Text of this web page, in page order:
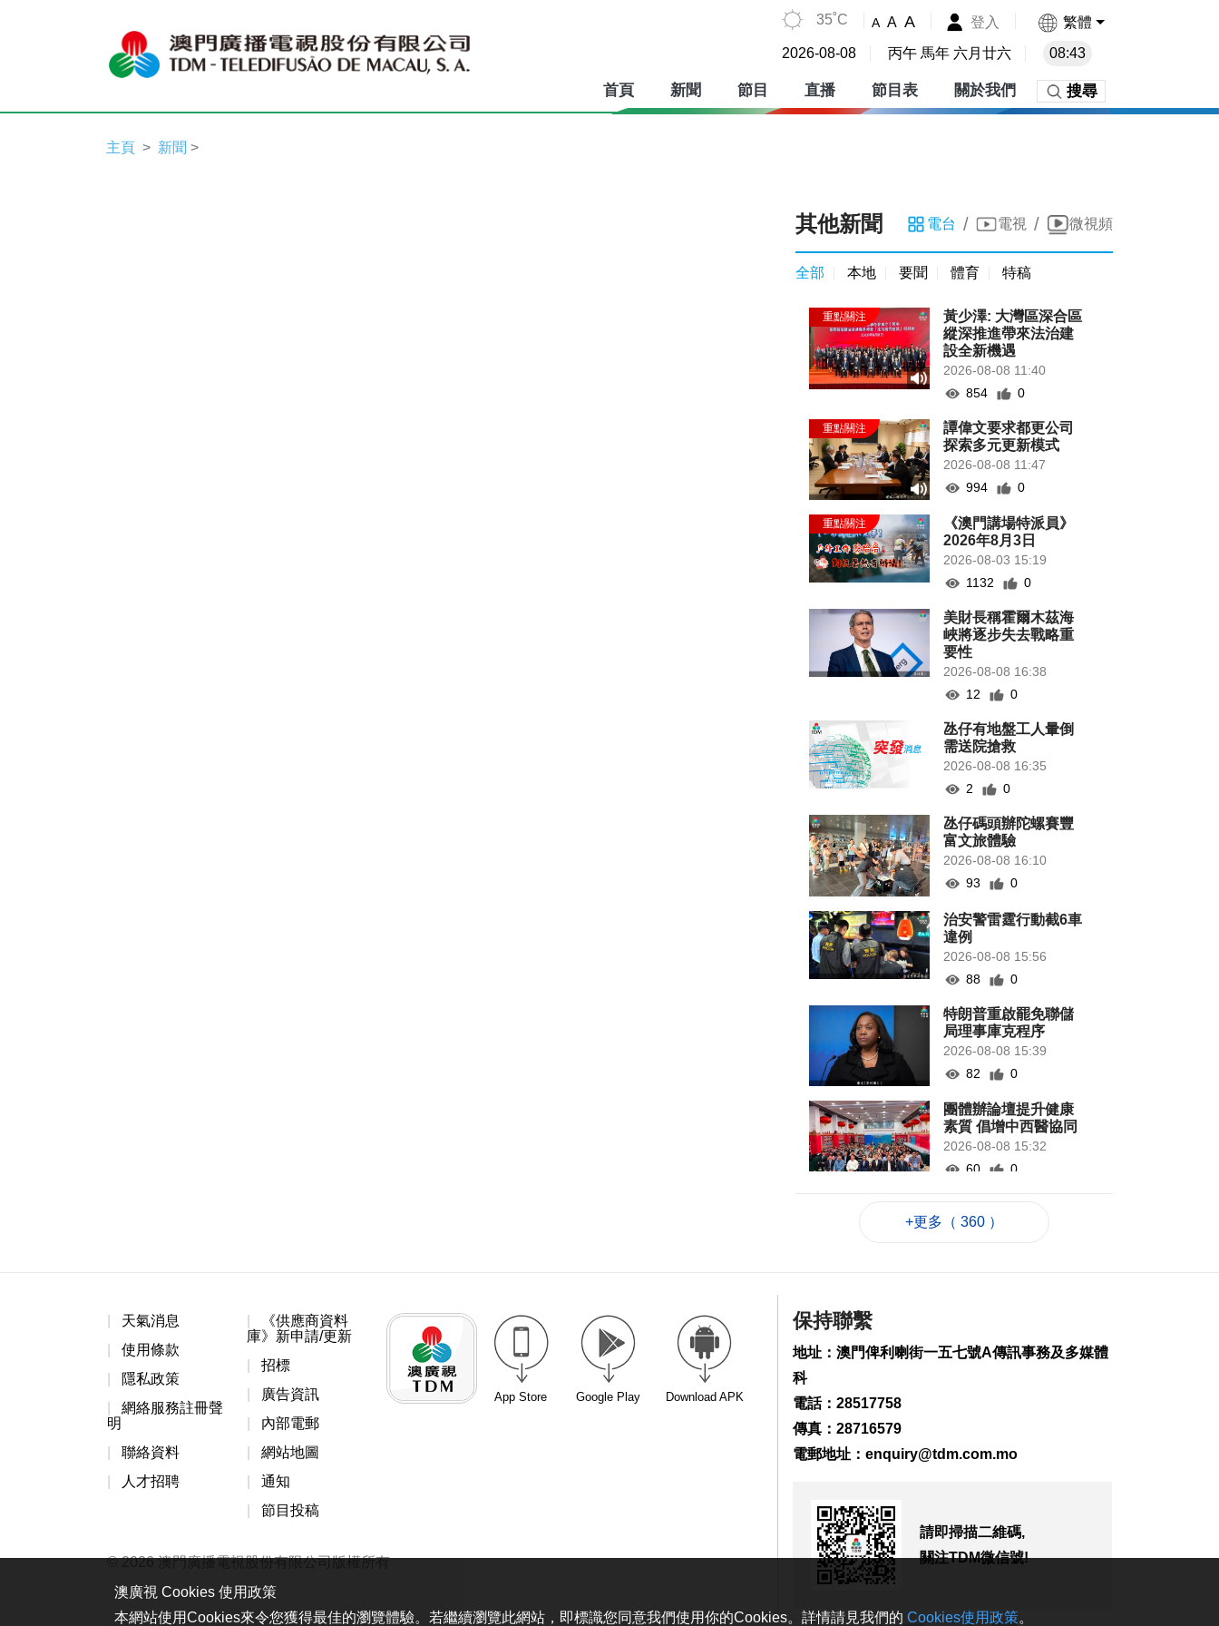
35˚C A A A 登入 繁體
2026-08-08 丙午 馬年 六月廿六 08:43
首頁 新聞 節目 直播 節目表 關於我們 搜尋
主頁 新聞 >
其他新聞 電台 / 電視 / 微視頻
全部 本地 要聞 體育 特稿
黃少澤: 大灣區深合區
縱深推進帶來法治建
設全新機遇
2026-08-08 11:40
854
0
譚偉文要求都更公司
探索多元更新模式
2026-08-08 11:47
994
0
《澳門講場特派員》
2026年8月3日
2026-08-03 15:19
1132
0
美財長稱霍爾木茲海
峽將逐步失去戰略重
要性
2026-08-08 16:38
12
0
氹仔有地盤工人暈倒
需送院搶救
2026-08-08 16:35
2
0
氹仔碼頭辦陀螺賽豐
富文旅體驗
2026-08-08 16:10
93
0
治安警雷霆行動截6車
違例
2026-08-08 15:56
88
0
特朗普重啟罷免聯儲
局理事庫克程序
2026-08-08 15:39
82
0
團體辦論壇提升健康
素質 倡增中西醫協同
2026-08-08 15:32
60
0
家“十五五”助澳法治
2026-08-08 14:42
押
土耳其稱共同防務協
議與北約條款不衝突
2026-08-08 13:20
內地料“白海豚”登陸
+更多（ 360 ）
天氣消息
使用條款
隱私政策
網絡服務註冊聲
明
聯絡資料
人才招聘
《供應商資料
庫》新申請/更新
招標
廣告資訊
內部電郵
網站地圖
通知
節目投稿
App Store Google Play Download APK
© 2026 澳門廣播電視股份有限公司版權所有
保持聯繫
地址：澳門俾利喇街一五七號A傳訊事務及多媒體
科
電話：28517758
傳真：28716579
電郵地址： enquiry@tdm.com.mo
請即掃描二維碼,
關注TDM微信號!
澳廣視 Cookies 使用政策
本網站使用Cookies來令您獲得最佳的瀏覽體驗。若繼續瀏覽此網站，即標識您同意我們使用你的Cookies。詳情請見我們的 Cookies使用政策。